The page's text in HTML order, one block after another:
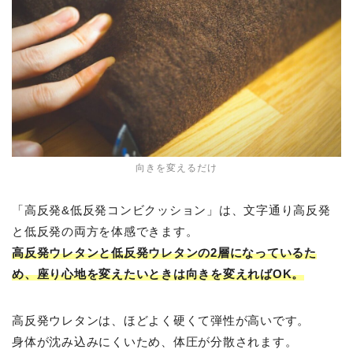
向きを変えるだけ
「高反発&低反発コンビクッション」は、文字通り高反発
と低反発の両方を体感できます。
高反発ウレタンと低反発ウレタンの2層になっているた
め、座り心地を変えたいときは向きを変えればOK。
高反発ウレタンは、ほどよく硬くて弾性が高いです。
身体が沈み込みにくいため、体圧が分散されます。